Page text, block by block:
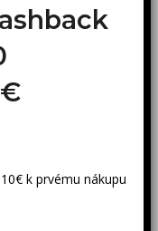
k prvému nákupu